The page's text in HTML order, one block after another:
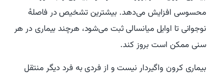
محسوسی افزایش می‌دهد. بیشترین تشخیص در فاصلهٔ
نوجوانی تا اوایل میانسالی ثبت می‌شود، هرچند بیماری در هر
سنی ممکن است بروز کند.
بیماری کرون واگیردار نیست و از فردی به فرد دیگر منتقل